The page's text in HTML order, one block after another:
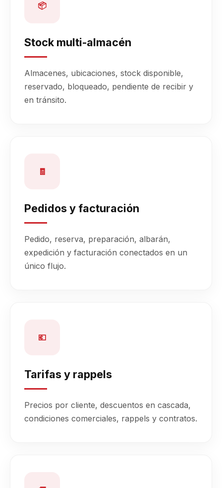
📦
Stock multi-almacén
Almacenes, ubicaciones, stock disponible,
reservado, bloqueado, pendiente de recibir y
en tránsito.
🧾
Pedidos y facturación
Pedido, reserva, preparación, albarán,
expedición y facturación conectados en un
único flujo.
💶
Tarifas y rappels
Precios por cliente, descuentos en cascada,
condiciones comerciales, rappels y contratos.